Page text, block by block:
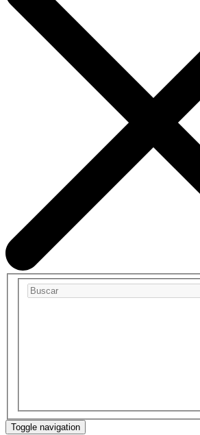
Toggle navigation